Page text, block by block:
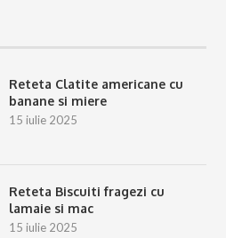
Reteta Clatite americane cu
banane si miere
15 iulie 2025
Reteta Biscuiti fragezi cu
lamaie si mac
15 iulie 2025